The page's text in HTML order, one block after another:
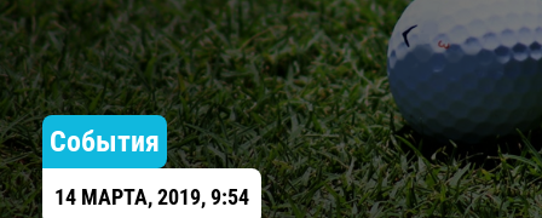
События
14 МАРТА, 2019, 9:54